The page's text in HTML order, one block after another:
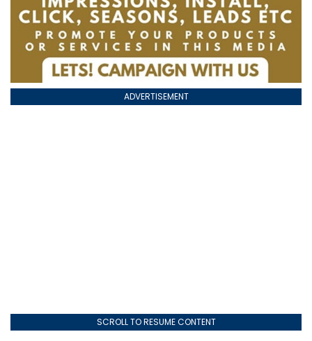
ADVERTISEMENT
SCROLL TO RESUME CONTENT